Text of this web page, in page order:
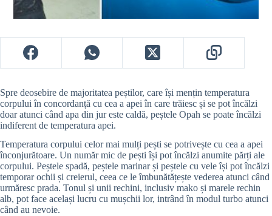
Spre deosebire de majoritatea peștilor, care își mențin temperatura
corpului în concordanță cu cea a apei în care trăiesc și se pot încălzi
doar atunci când apa din jur este caldă, peștele Opah se poate încălzi
indiferent de temperatura apei.
Temperatura corpului celor mai mulți pești se potrivește cu cea a apei
înconjurătoare. Un număr mic de pești își pot încălzi anumite părți ale
corpului. Peștele spadă, peștele marinar și peștele cu vele își pot încălzi
temporar ochii și creierul, ceea ce le îmbunătățește vederea atunci când
urmăresc prada. Tonul și unii rechini, inclusiv mako și marele rechin
alb, pot face același lucru cu mușchii lor, intrând în modul turbo atunci
când au nevoie.